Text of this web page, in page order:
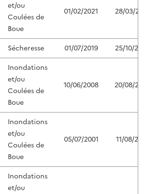
et/ou
Coulées de
Boue
01/02/2021 28/03/
Sécheresse 01/07/2019 25/10/
Inondations
et/ou
Coulées de
Boue
10/06/2008 20/08/
Inondations
et/ou
Coulées de
Boue
05/07/2001 11/08/
Inondations
et/ou